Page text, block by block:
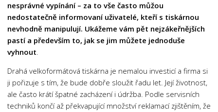
Jazyky
Management
Marketing
Němčina
Občanská nauka
Pedagogika
Právo
nesprávné vypínání – za to vše často můžou
nedostatečně informovaní uživatelé, kteří s tiskárnou
nevhodně manipulují. Ukážeme vám pět nejzákeřnějších
pastí a především to, jak se jim můžete jednoduše
vyhnout.
Drahá velkoformátová tiskárna je nemalou investicí a firma si
ji pořizuje s tím, že bude dobře sloužit řadu let. Její životnost,
ale často krátí špatné zacházení i údržba. Podle servisních
techniků končí až překvapující množství reklamací zjištěním, že